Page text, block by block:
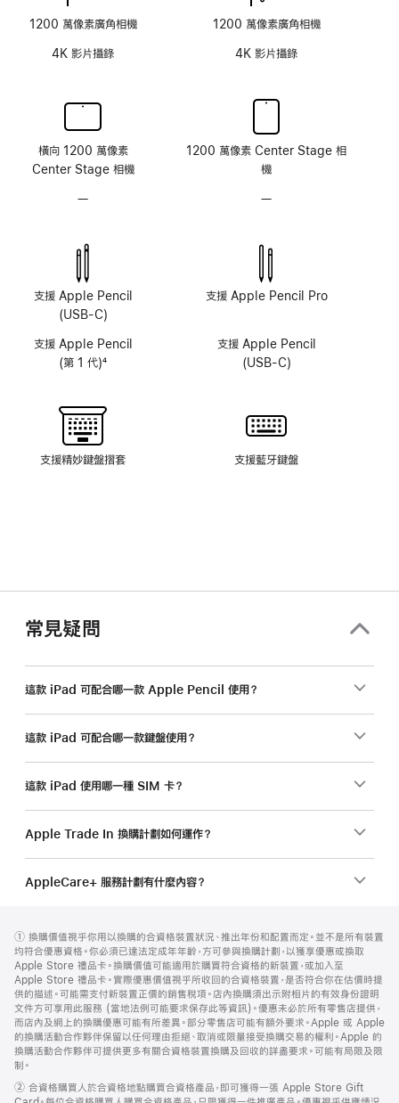
1200 萬像素廣角相機
4K 影片攝錄
橫向 1200 萬像素
Center Stage 相機
—
測
鏡
系
統
支援 Apple Pencil
(USB-C)
支援 Apple Pencil
(第 1 代)4
支援精妙鍵盤摺套
1200 萬像素廣角相機
4K 影片攝錄
1200 萬像素 Center Stage 相
機
—
測
系
統
支援 Apple Pencil Pro
支援 Apple Pencil
(USB-C)
支援藍牙鍵盤
常見疑問
這款 iPad 可配合哪一款 Apple Pencil 使用？
這款 iPad 可配合哪一款鍵盤使用？
這款 iPad 使用哪一種 SIM 卡？
Apple Trade In 換購計劃如何運作？
AppleCare+ 服務計劃有什麼內容？
腳
腳
註
腳
① 換購價值視乎你用以換購的合資格裝置狀況、推出年份和配置而定。並不是所有裝置
均符合優惠資格。你必須已達法定成年年齡，方可參與換購計劃，以獲享優惠或換取
Apple Store 禮品卡。換購價值可能適用於購買符合資格的新裝置，或加入至
Apple Store 禮品卡。實際優惠價值視乎所收回的合資格裝置，是否符合你在估價時提
供的描述。可能需支付新裝置正價的銷售稅項。店內換購須出示附相片的有效身份證明
文件方可享用此服務 (當地法例可能要求保存此等資訊)。優惠未必於所有零售店提供，
而店內及網上的換購優惠可能有所差異。部分零售店可能有額外要求。Apple 或 Apple
的換購活動合作夥伴保留以任何理由拒絕、取消或限量接受換購交易的權利。Apple 的
換購活動合作夥伴可提供更多有關合資格裝置換購及回收的詳盡要求。可能有局限及限
制。
註
② 合資格購買人於合資格地點購買合資格產品，即可獲得一張 Apple Store Gift